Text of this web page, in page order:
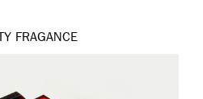
FRAGANCE